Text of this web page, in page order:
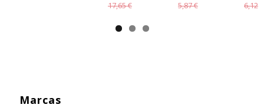
Marcas
17,65 € 5,87 € 6,12 €